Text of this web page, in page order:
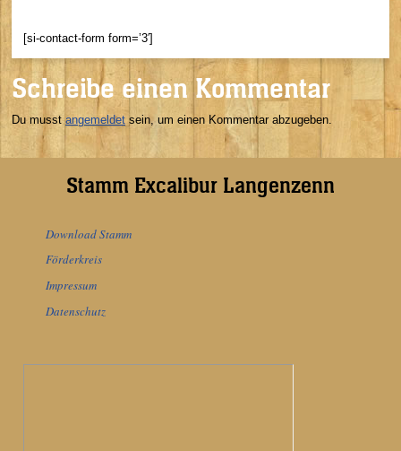
[si-contact-form form=’3′]
Schreibe einen Kommentar
Du musstangemeldet sein, um einen Kommentar abzugeben.
Stamm Excalibur Langenzenn
Download Stamm
Förderkreis
Impressum
Datenschutz